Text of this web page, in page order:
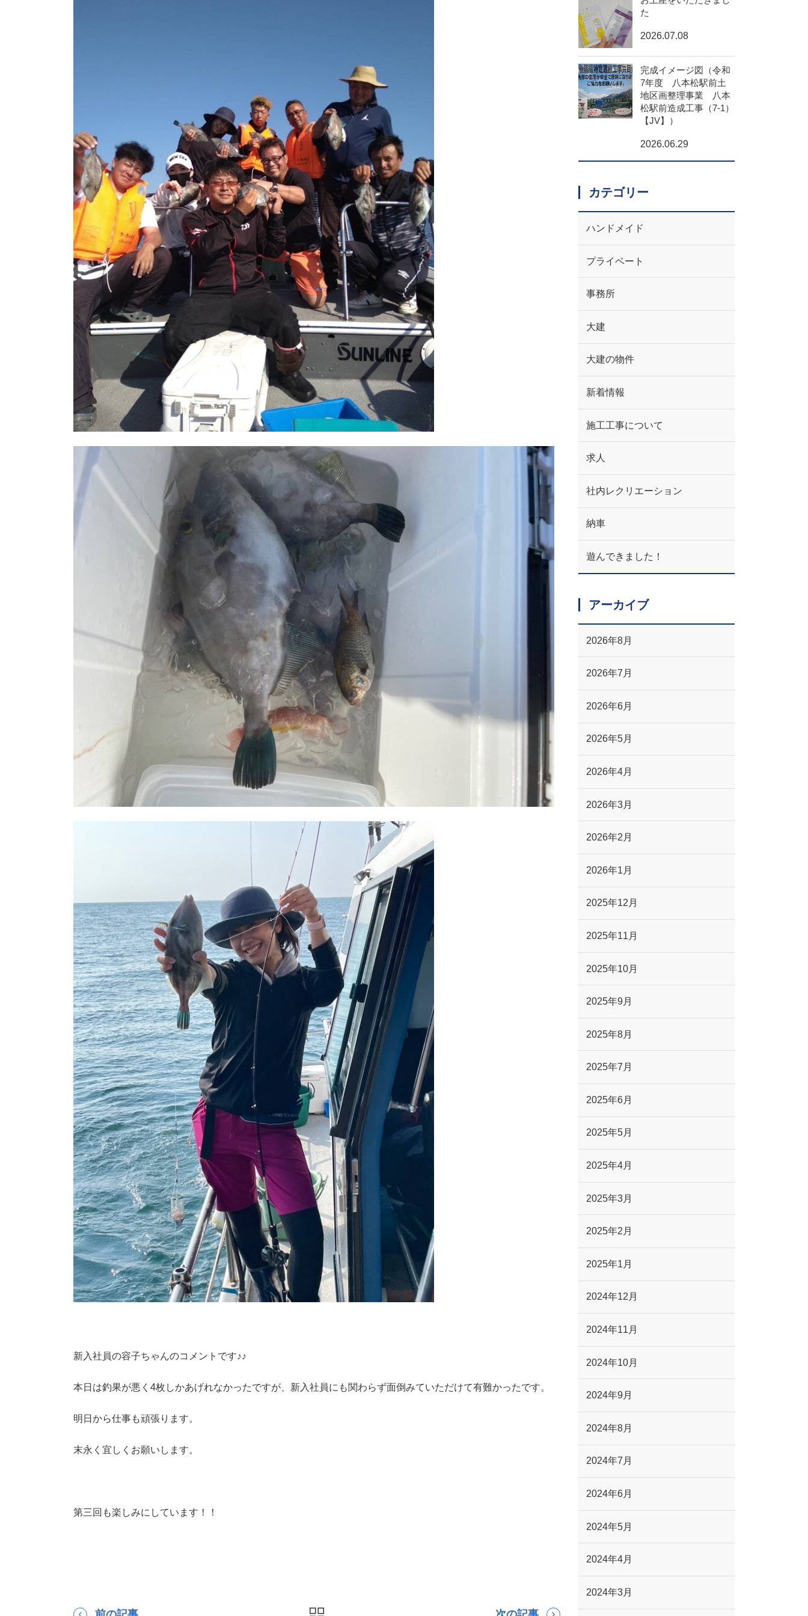
新入社員の容子ちゃんのコメントです♪♪
本日は釣果が悪く4枚しかあげれなかったですが、新入社員にも関わらず面倒みていただけて有難かったです。
明日から仕事も頑張ります。
末永く宜しくお願いします。
第三回も楽しみにしています！！
た
2026.07.08
完成イメージ図（令和
7年度 八本松駅前土
地区画整理事業 八本
松駅前造成工事（7-1）
【JV】）
2026.06.29
カテゴリー
ハンドメイド
プライベート
事務所
大建
大建の物件
新着情報
施工工事について
求人
社内レクリエーション
納車
遊んできました！
アーカイブ
2026年8月
2026年7月
2026年6月
2026年5月
2026年4月
2026年3月
2026年2月
2026年1月
2025年12月
2025年11月
2025年10月
2025年9月
2025年8月
2025年7月
2025年6月
2025年5月
2025年4月
2025年3月
2025年2月
2025年1月
2024年12月
2024年11月
2024年10月
2024年9月
2024年8月
2024年7月
2024年6月
2024年5月
2024年4月
2024年3月